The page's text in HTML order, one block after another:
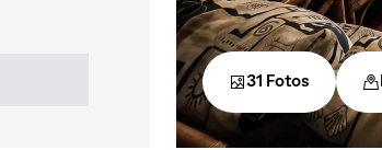
31 Fotos